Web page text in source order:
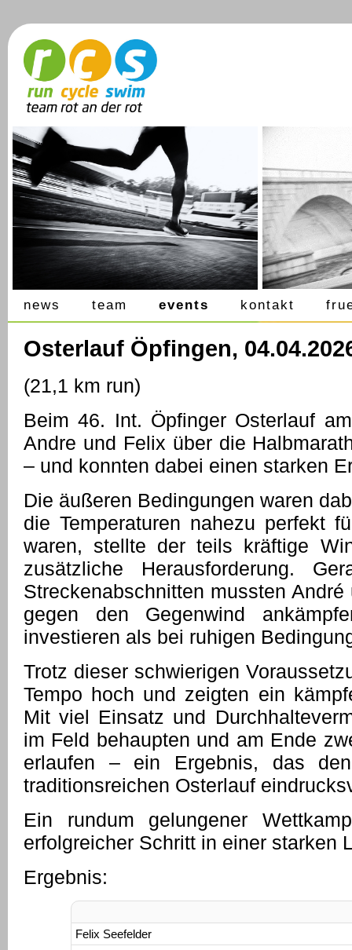
news team events kontakt
Osterlauf Öpfingen,
(21,1 km run)
Beim 46. Int. Öpfinger Osterlauf
Andre und Felix über die
– und konnten dabei einen starken
Die äußeren Bedingungen waren
die Temperaturen nahezu perfekt
waren, stellte der teils kräftige
zusätzliche Herausforderung.
Streckenabschnitten mussten
gegen den Gegenwind
investieren als bei ruhigen
Trotz dieser schwierigen
Tempo hoch und zeigten ein
Mit viel Einsatz und
im Feld behaupten und am Ende
erlaufen – ein Ergebnis, das
traditionsreichen Osterlauf
Ein rundum gelungener
erfolgreicher Schritt in einer starken
Ergebnis:
Felix Seefelder